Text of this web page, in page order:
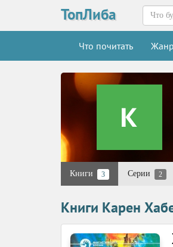
ТопЛиба
Что почитать
Книги 3 Серии 2
Книги Карен